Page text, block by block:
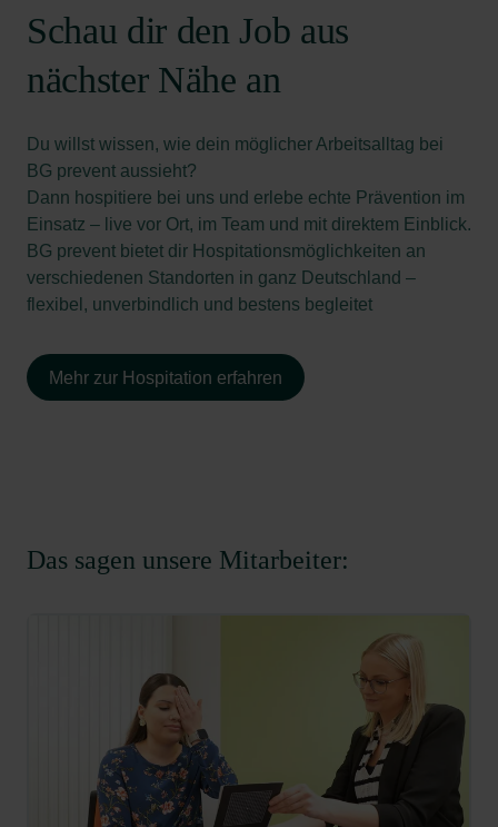
Schau dir den Job aus
nächster Nähe an
Du willst wissen, wie dein möglicher Arbeitsalltag bei
BG prevent aussieht?
Dann hospitiere bei uns und erlebe echte Prävention im
Einsatz – live vor Ort, im Team und mit direktem Einblick.
BG prevent bietet dir Hospitationsmöglichkeiten an
verschiedenen Standorten in ganz Deutschland –
flexibel, unverbindlich und bestens begleitet
Mehr zur Hospitation erfahren
Das sagen unsere Mitarbeiter: